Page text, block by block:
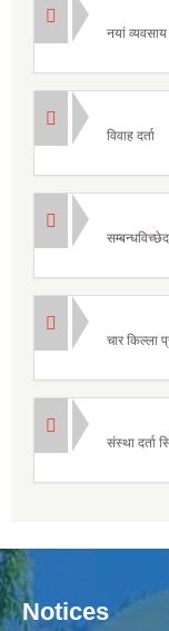
नयां व्यवसाय
विवाह दर्ता
सम्बन्धविच्छेद
चार किल्ला
संस्था दर्ता
Notices